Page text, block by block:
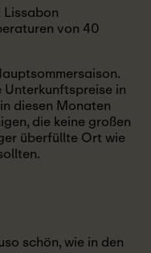
von 40
Unterkunftspreise in
diesen Monaten
die keine großen
überfüllte Ort wie
schön, wie in den